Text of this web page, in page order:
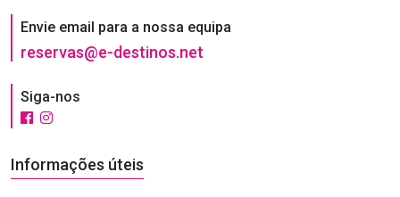
Envie email para a nossa equipa
reservas@e-destinos.net
Siga-nos
Informações úteis